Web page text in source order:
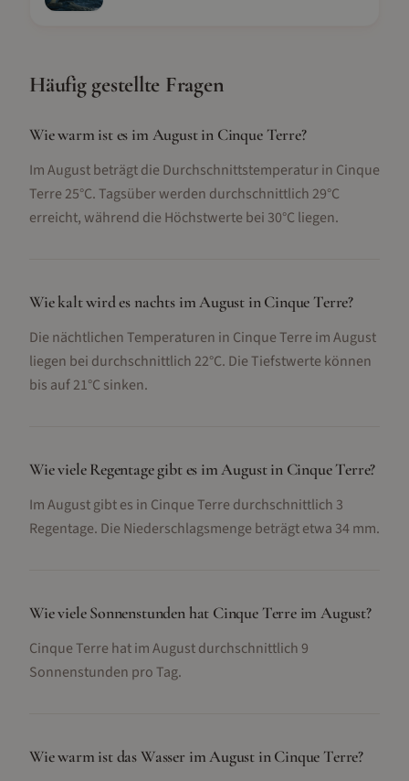
Häufig gestellte Fragen
Wie warm ist es im August in Cinque Terre?
Im August beträgt die Durchschnittstemperatur in Cinque
Terre 25°C. Tagsüber werden durchschnittlich 29°C
erreicht, während die Höchstwerte bei 30°C liegen.
Wie kalt wird es nachts im August in Cinque Terre?
Die nächtlichen Temperaturen in Cinque Terre im August
liegen bei durchschnittlich 22°C. Die Tiefstwerte können
bis auf 21°C sinken.
Wie viele Regentage gibt es im August in Cinque Terre?
Im August gibt es in Cinque Terre durchschnittlich 3
Regentage. Die Niederschlagsmenge beträgt etwa 34 mm.
Wie viele Sonnenstunden hat Cinque Terre im August?
Cinque Terre hat im August durchschnittlich 9
Sonnenstunden pro Tag.
Wie warm ist das Wasser im August in Cinque Terre?